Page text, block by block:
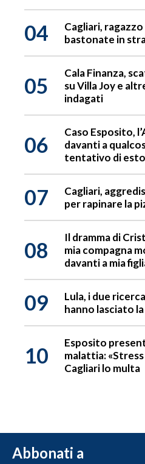
04
Cagliari,
bastonate in
05
Cala Finanza,
su Villa Joy e
indagati
06
Caso Esposito,
davanti a
tentativo di
07
Cagliari,
per rapinare la
08
Il dramma di
mia compagna
davanti a mia
09
Lula, i due
hanno lasciato
10
Esposito
malattia:
Cagliari lo multa
Abbonati a